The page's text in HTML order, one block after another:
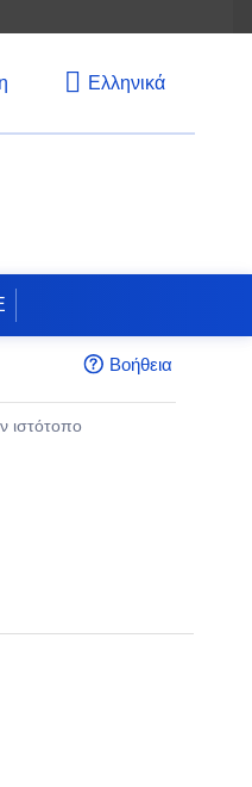
Ελληνικά
Βοήθεια
ιστότοπο